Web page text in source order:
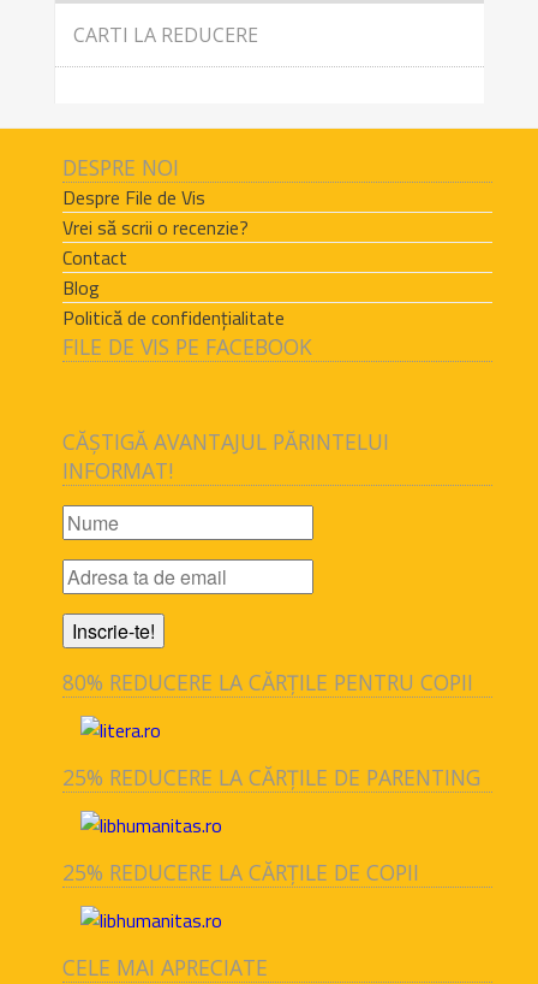
CARTI LA REDUCERE
DESPRE NOI
Despre File de Vis
Vrei să scrii o recenzie?
Contact
Blog
Politică de confidențialitate
FILE DE VIS PE FACEBOOK
CĂȘTIGĂ AVANTAJUL PĂRINTELUI
INFORMAT!
80% REDUCERE LA CĂRȚILE PENTRU COPII
25% REDUCERE LA CĂRȚILE DE PARENTING
25% REDUCERE LA CĂRȚILE DE COPII
CELE MAI APRECIATE